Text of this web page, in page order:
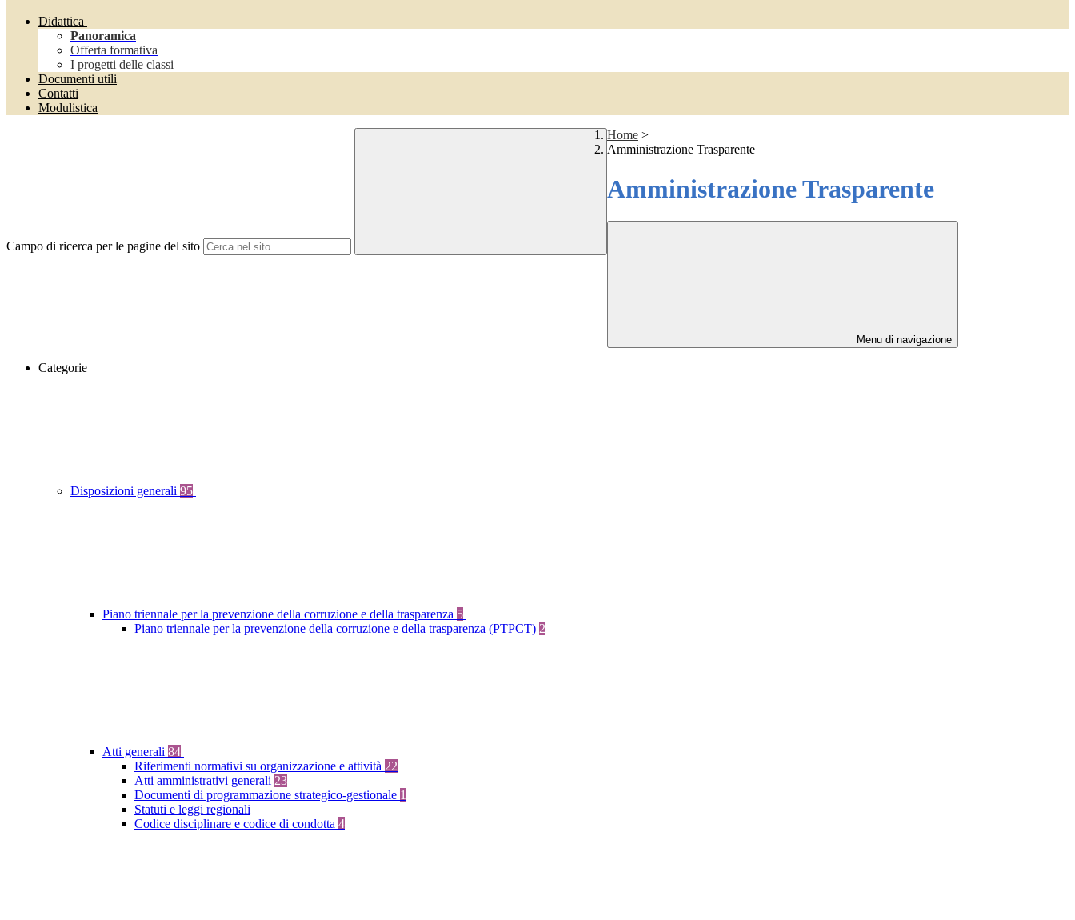
Didattica
Panoramica
Offerta formativa
I progetti delle classi
Documenti utili
Contatti
Modulistica
Campo di ricerca per le pagine del sito
Home >
Amministrazione Trasparente
Amministrazione Trasparente
Menu di navigazione
Categorie
Disposizioni generali 95
Piano triennale per la prevenzione della corruzione e della trasparenza 5
Piano triennale per la prevenzione della corruzione e della trasparenza (PTPCT) 2
Atti generali 84
Riferimenti normativi su organizzazione e attività 22
Atti amministrativi generali 23
Documenti di programmazione strategico-gestionale 1
Statuti e leggi regionali
Codice disciplinare e codice di condotta 4